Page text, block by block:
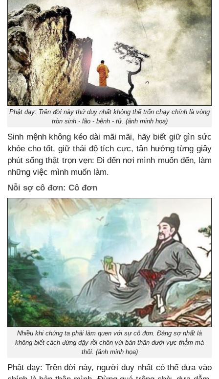
Phật dạy: Trên đời này thứ duy nhất không thể trốn chạy chính là vòng
tròn sinh - lão - bệnh - tử. (ảnh minh họa)
Sinh mệnh không kéo dài mãi mãi, hãy biết giữ gìn sức
khỏe cho tốt, giữ thái độ tích cực, tận hưởng từng giây
phút sống thật trọn vẹn: Đi đến nơi mình muốn đến, làm
những việc mình muốn làm.
Nỗi sợ cô đơn: Cô đơn
Nhiều khi chúng ta phải làm quen với sự cô đơn. Đáng sợ nhất là
không biết cách đứng dậy rồi chôn vùi bản thân dưới vực thẳm mà
thôi. (ảnh minh họa)
Phật dạy: Trên đời này, người duy nhất có thể dựa vào